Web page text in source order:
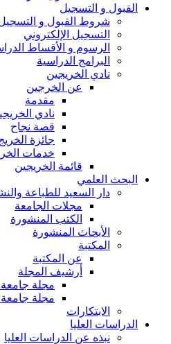
القبول و التسجيل
شروط القبول و
التسجيل الإلكتروني
الرسوم و الأقساط
البرامج الدراسية
نادي الخريجين
عن الخرجين
مقدمة
نادي
قصة نجاح
جائزة
خدمات
قائمة الخريجين
البحث العلمي
دار السعيد للطباعة
مجلات الجامعة
الكتب المنشورة
الأبحاث المنشورة
المكتبة
عن المكتبة
أرشيف المجلة
مجلة جامعة
مجلة جامعة
الابتكارات
الدراسات العليا
نبذه عن الدراسات العليا